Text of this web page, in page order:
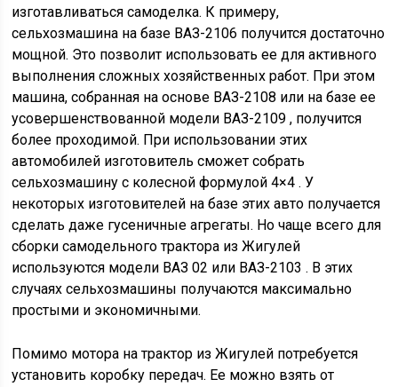
изготавливаться самоделка. К примеру,
сельхозмашина на базе ВАЗ-2106 получится достаточно
мощной. Это позволит использовать ее для активного
выполнения сложных хозяйственных работ. При этом
машина, собранная на основе ВАЗ-2108 или на базе ее
усовершенствованной модели ВАЗ-2109 , получится
более проходимой. При использовании этих
автомобилей изготовитель сможет собрать
сельхозмашину с колесной формулой 4×4 . У
некоторых изготовителей на базе этих авто получается
сделать даже гусеничные агрегаты. Но чаще всего для
сборки самодельного трактора из Жигулей
используются модели ВАЗ 02 или ВАЗ-2103 . В этих
случаях сельхозмашины получаются максимально
простыми и экономичными.
Помимо мотора на трактор из Жигулей потребуется
установить коробку передач. Ее можно взять от